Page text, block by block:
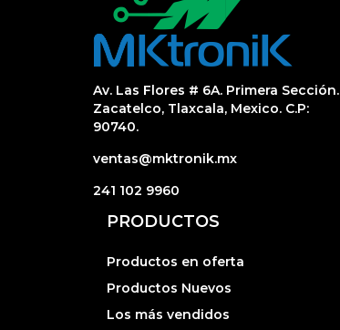
Av. Las Flores # 6A. Primera Sección.
Zacatelco, Tlaxcala, Mexico. C.P:
90740.
ventas@mktronik.mx
241 102 9960
PRODUCTOS
Productos en oferta
Productos Nuevos
Los más vendidos